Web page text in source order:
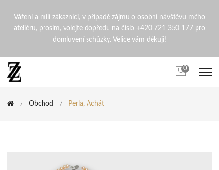
Perla, Achát | ZdenaZingopi
Vážení a milí zákazníci, v případě zájmu o osobní návštěvu mého
ateliéru, prosím, volejte dopředu na číslo +420 721 350 177 pro
domluvení schůzky. Velice vám děkuji!
0
Obchod Perla, Achát